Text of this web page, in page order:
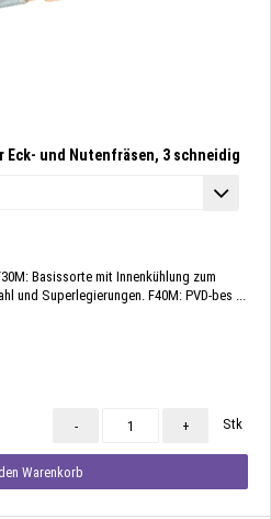
Eck- und Nutenfräsen, 3 schneidig
Basissorte mit Innenkühlung zum
und Superlegierungen. F40M: PVD-bes ...
- + Stk
Warenkorb